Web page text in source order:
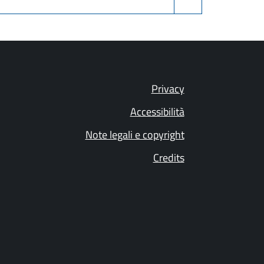
Privacy
Accessibilità
Note legali e copyright
Credits